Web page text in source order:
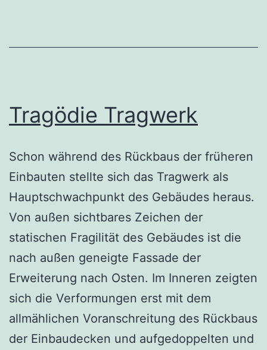
Tragödie Tragwerk
Schon während des Rückbaus der früheren
Einbauten stellte sich das Tragwerk als
Hauptschwachpunkt des Gebäudes heraus.
Von außen sichtbares Zeichen der
statischen Fragilität des Gebäudes ist die
nach außen geneigte Fassade der
Erweiterung nach Osten. Im Inneren zeigten
sich die Verformungen erst mit dem
allmählichen Voranschreitung des Rückbaus
der Einbaudecken und aufgedoppelten und